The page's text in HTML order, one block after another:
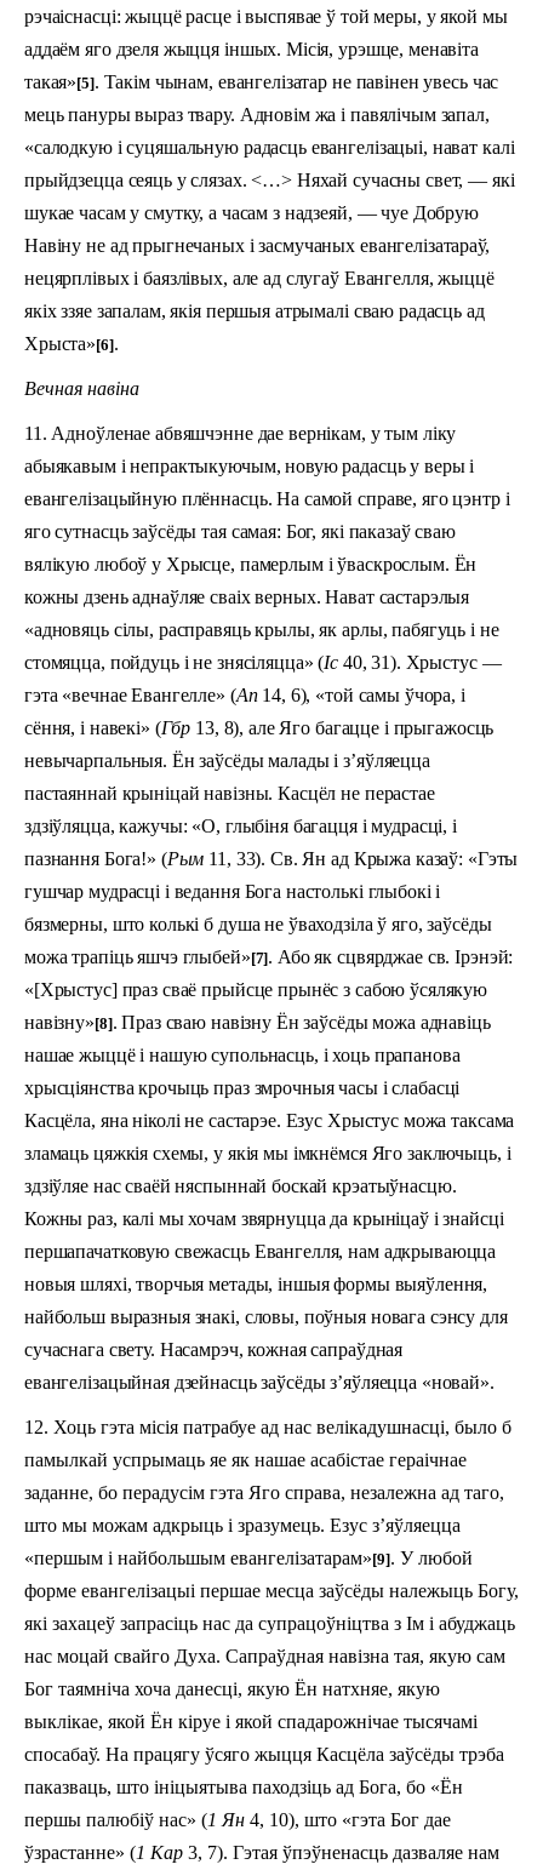
рэчаіснасці: жыццё расце і выспявае ў той меры, у якой мы
аддаём яго дзеля жыцця іншых. Місія, урэшце, менавіта
такая»[5]. Такім чынам, евангелізатар не павінен увесь час
мець пануры выраз твару. Адновім жа і павялічым запал,
«салодкую і суцяшальную радасць евангелізацыі, нават калі
прыйдзецца сеяць у слязах. <…> Няхай сучасны свет, — які
шукае часам у смутку, а часам з надзеяй, — чуе Добрую
Навіну не ад прыгнечаных і засмучаных евангелізатараў,
нецярплівых і баязлівых, але ад слугаў Евангелля, жыццё
якіх ззяе запалам, якія першыя атрымалі сваю радасць ад
Хрыста»[6].
Вечная навіна
11. Адноўленае абвяшчэнне дае вернікам, у тым ліку
абыякавым і непрактыкуючым, новую радасць у веры і
евангелізацыйную плённасць. На самой справе, яго цэнтр і
яго сутнасць заўсёды тая самая: Бог, які паказаў сваю
вялікую любоў у Хрысце, памерлым і ўваскрослым. Ён
кожны дзень аднаўляе сваіх верных. Нават састарэлыя
«адновяць сілы, расправяць крылы, як арлы, пабягуць і не
стомяцца, пойдуць і не знясіляцца» (Iс40, 31). Хрыстус —
гэта «вечнае Евангелле» (Aп14, 6), «той самы ўчора, і
сёння, і навекі» (Гбр 13, 8), але Яго багацце і прыгажосць
невычарпальныя. Ён заўсёды малады і з’яўляецца
пастаяннай крыніцай навізны. Касцёл не перастае
здзіўляцца, кажучы: «О, глыбіня багацця і мудрасці, і
пазнання Бога!» (Рым 11, 33). Св. Ян ад Крыжа казаў: «Гэты
гушчар мудрасці і ведання Бога настолькі глыбокі і
бязмерны, што колькі б душа не ўваходзіла ў яго, заўсёды
можа трапіць яшчэ глы­бей»[7]. Або як сцвярджае св. Ірэнэй:
«[Хрыстус] праз сваё прыйсце прынёс з сабою ўсялякую
навізну»[8]. Праз сваю навізну Ён заўсёды можа аднавіць
нашае жыццё і нашую супольнасць, і хоць прапанова
хрысціянства крочыць праз змрочныя часы і слабасці
Касцёла, яна ніколі не састарэе. Езус Хрыстус можа таксама
зламаць цяжкія схемы, у якія мы імкнёмся Яго заключыць, і
здзіўляе нас сваёй няспыннай боскай крэатыўнасцю.
Кожны раз, калі мы хочам звярнуцца да крыніцаў і знайсці
першапачатковую свежасць Евангелля, нам адкрываюцца
новыя шляхі, творчыя метады, іншыя формы выяўлення,
найбольш выразныя знакі, словы, поўныя новага сэнсу для
сучаснага свету. Насамрэч, кожная сапраўдная
евангелізацыйная дзейнасць заўсёды з’яўляецца «новай».
12. Хоць гэта місія патрабуе ад нас велікадушнасці, было б
памылкай успрымаць яе як нашае асабістае гераічнае
заданне, бо перадусім гэта Яго справа, незалежна ад таго,
што мы можам адкрыць і зра­зу­мець. Езус з’яўляецца
«першым і найбольшым евангелізатарам»[9]. У любой
форме евангелізацыі першае месца заўсёды належыць Богу,
які захацеў запрасіць нас да супрацоўніцтва з Ім і абуджаць
нас моцай свайго Духа. Сапраўдная навізна тая, якую сам
Бог таямніча хоча данесці, якую Ён натхняе, якую
выклікае, якой Ён кіруе і якой спадарожнічае тысячамі
спосабаў. На працягу ўсяго жыцця Касцёла заўсёды трэба
паказваць, што ініцыятыва паходзіць ад Бога, бо «Ён
першы палюбіў нас» (1 Ян 4, 10), што «гэта Бог дае
ўзрастанне» (1 Кар 3, 7). Гэтая ўпэўненасць дазваляе нам